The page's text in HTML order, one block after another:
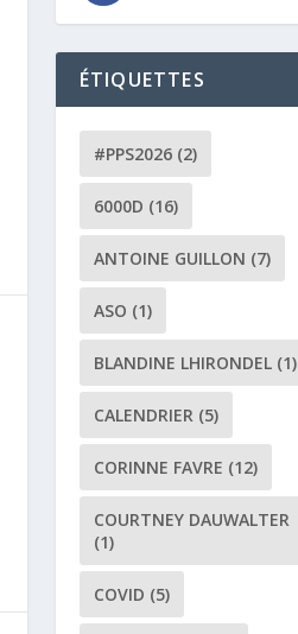
ÉTIQUETTES
#PPS2026(2)
6000D (16)
ANTOINE GUILLON (7)
ASO (1)
BLANDINE LHIRONDEL(1)
CALENDRIER(5)
CORINNE FAVRE (12)
COURTNEY DAUWALTER
(1)
COVID (5)